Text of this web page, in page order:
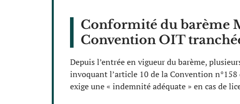
Conformité du barème
Convention OIT
Depuis l’entrée en vigueur du barème,
invoquant l’article 10 de la Convention
exige une « indemnité adéquate » en cas de